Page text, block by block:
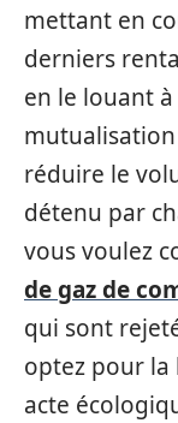
mettant en
derniers
en le louant à
réduire le
détenu par
vous voulez
de gaz de
qui sont
optez pour la
acte